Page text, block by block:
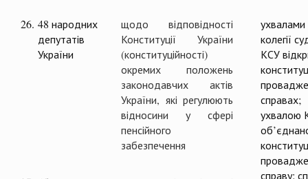
26. 48 народних
депутатів
України
щодо відповідності
Конституції України
(конституційності)
окремих положень
законодавчих актів
України, які регулюють
відносини у сфері
пенсійного
забезпечення
ухвалами
колегії
КСУ
справах;
ухвалою
справу;